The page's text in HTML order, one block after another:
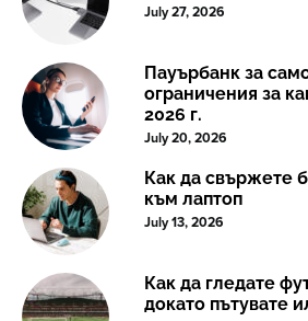
July 27, 2026
Пауърбанк за
ограничения за
2026 г.
July 20, 2026
Как да свържете
към лаптоп
July 13, 2026
Как да гледате
докато пътувате